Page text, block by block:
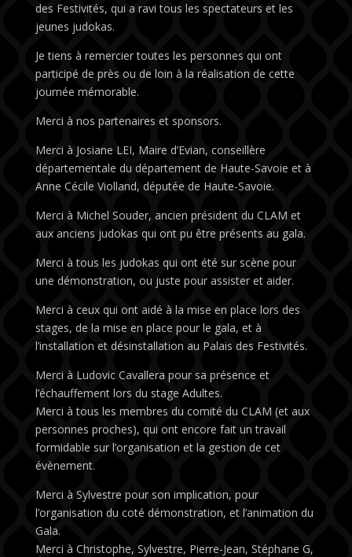
des Festivités, qui a ravi tous les spectateurs et les
jeunes judokas.
Je tiens à remercier toutes les personnes qui ont
participé de près ou de loin à la réalisation de cette
journée mémorable.
Merci à nos partenaires et sponsors.
Merci à Josiane LEI, Maire d’Evian, conseillère
départementale du département de Haute-Savoie et à
Anne Cécile Violland, députée de Haute-Savoie.
Merci à Michel Souder, ancien président du CLAM et
aux anciens judokas qui ont pu être présents au gala.
Merci à tous les judokas qui ont été sur scène pour
une démonstration, ou juste pour assister et aider.
Merci à ceux qui ont aidé à la mise en place lors des
stages, de la mise en place pour le gala, et à
l’installation et désinstallation au Palais des Festivités.
Merci à Ludovic Cavallera pour sa présence et
l’échauffement lors du stage Adultes.
Merci à tous les membres du comité du CLAM (et aux
personnes proches), qui ont encore fait un travail
formidable sur l’organisation et la gestion de cet
évènement.
Merci à Sylvestre pour son implication, pour
l’organisation du coté démonstration, et l’animation du
Gala.
Merci à Christophe, Sylvestre, Pierre-Jean, Stéphane G,